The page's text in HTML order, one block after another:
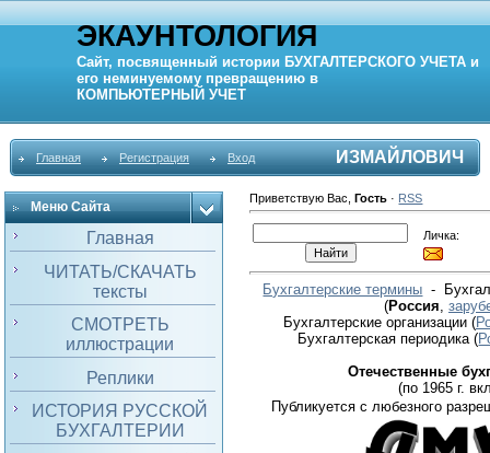
ЭКАУНТОЛОГИЯ
Сайт, посвященный истории БУХГАЛТЕРСКОГО УЧЕТА и
его неминуемому превращению в
КОМПЬЮТЕРНЫЙ УЧЕТ
Главная Регистрация Вход ИЗМАЙЛОВИЧ
Меню Сайта
Главная
ЧИТАТЬ/СКАЧАТЬ
тексты
СМОТРЕТЬ
иллюстрации
Реплики
ИСТОРИЯ РУССКОЙ
БУХГАЛТЕРИИ
Приветствую Вас ,Гость · RSS
Личка:
Бухгалтерские термины -
(Россия
Бухгалтерские организации (
Бухгалтерская периодика(
Отечественные
(по 1965 г.
Публикуется с любезного